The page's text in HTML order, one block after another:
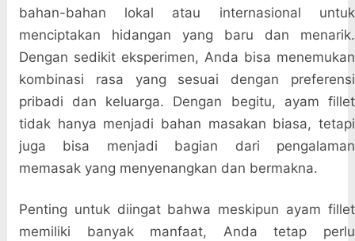
bahan-bahan lokal atau internasional untuk
menciptakan hidangan yang baru dan menarik.
Dengan sedikit eksperimen, Anda bisa menemukan
kombinasi rasa yang sesuai dengan preferensi
pribadi dan keluarga. Dengan begitu, ayam fillet
tidak hanya menjadi bahan masakan biasa, tetapi
juga bisa menjadi bagian dari pengalaman
memasak yang menyenangkan dan bermakna.
Penting untuk diingat bahwa meskipun ayam fillet
memiliki banyak manfaat, Anda tetap perlu